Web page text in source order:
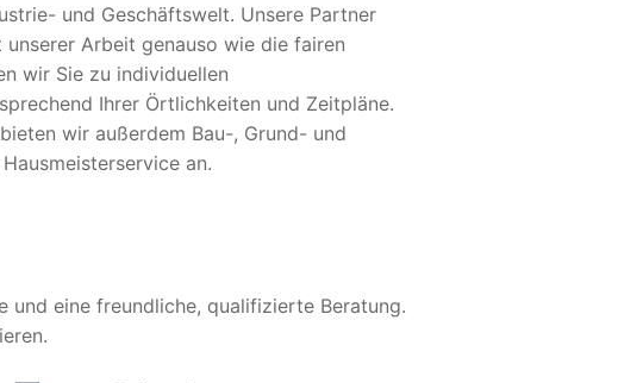
und Geschäftswelt. Unsere Partner
Arbeit genauso wie die fairen
wir Sie zu individuellen
Ihrer Örtlichkeiten und Zeitpläne.
wir außerdem Bau-, Grund- und
an.
und eine freundliche, qualifizierte Beratung.